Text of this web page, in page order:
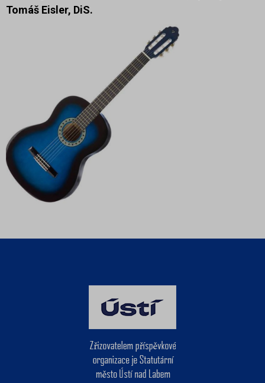
Tomáš Eisler, DiS.